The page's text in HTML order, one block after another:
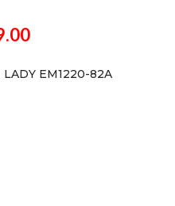
EM1220-82A